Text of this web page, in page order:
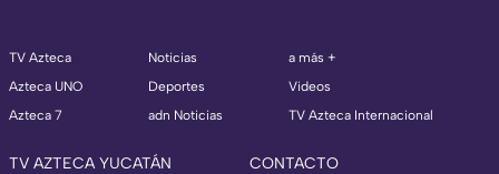
TV Azteca
Azteca UNO
Azteca 7
Noticias
Deportes
adn Noticias
a más +
Videos
TV Azteca Internacional
TV AZTECA YUCATÁN CONTACTO